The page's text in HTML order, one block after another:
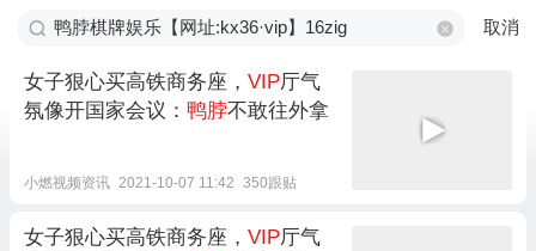
取消
女子狠心买高铁商务座， VIP厅气
氛像开国家会议： 鸭脖不敢往外拿
小燃视频资讯 2021-10-07 11:42 350跟贴
女子狠心买高铁商务座， VIP厅气